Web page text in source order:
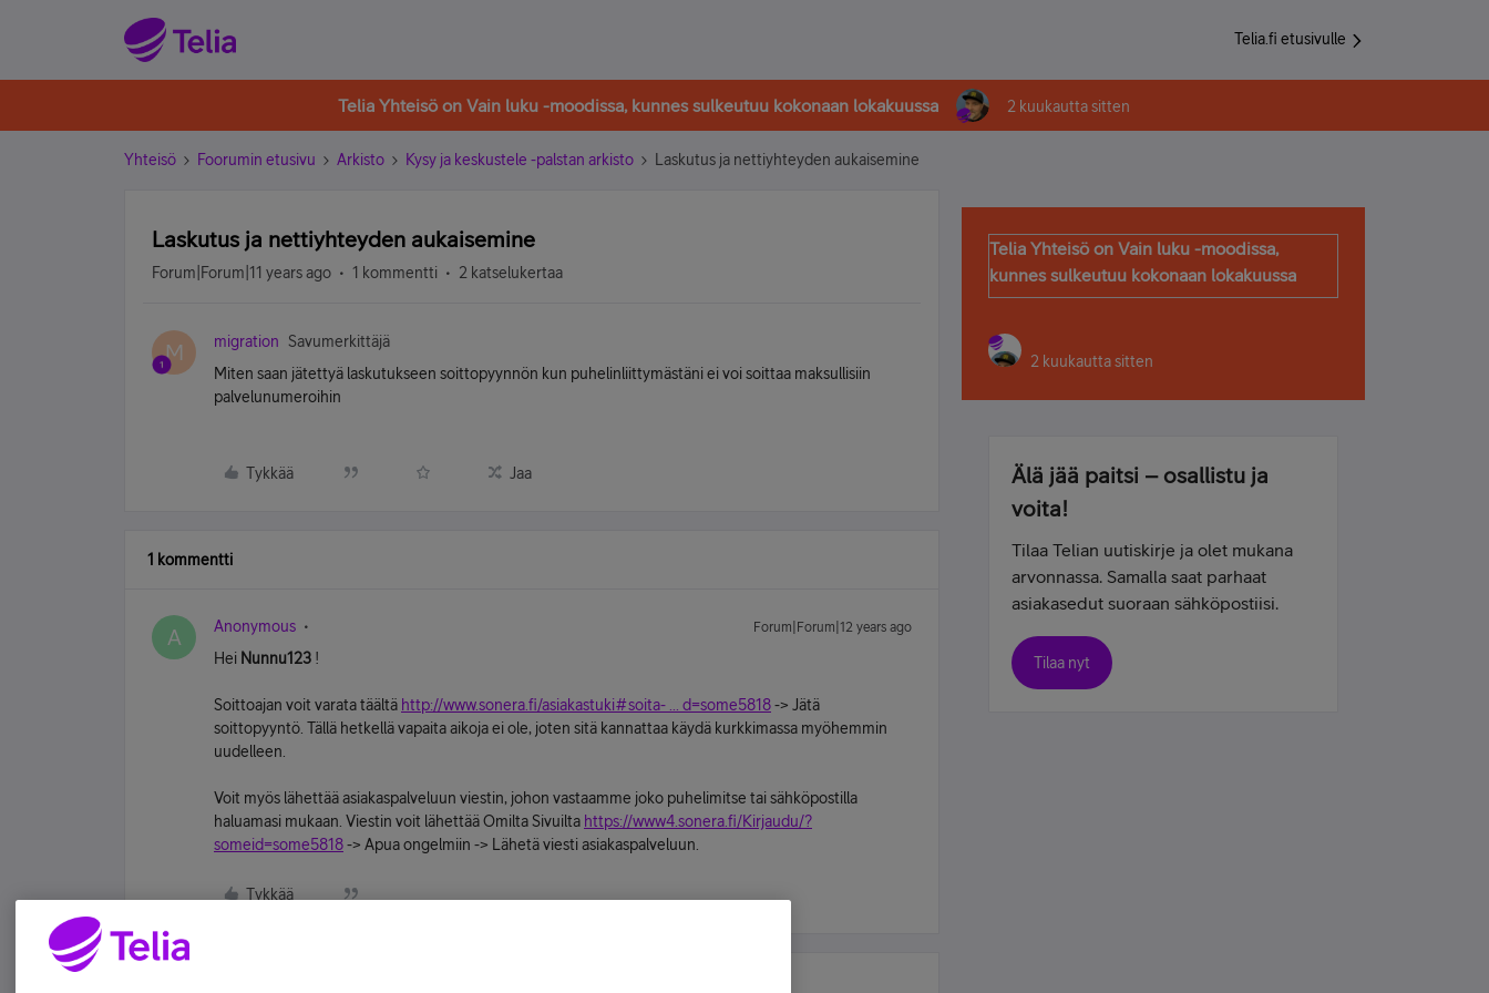
Telia.fi etusivulle
Telia Yhteisö on Vain luku -moodissa, kunnes sulkeutuu kokonaan lokakuussa 2 kuukautta sitten
Yhteisö Foorumin etusivu Arkisto Kysy ja keskustele -palstan arkisto Laskutus ja nettiyhteyden aukaisemine
Laskutus ja nettiyhteyden aukaisemine
Forum|Forum|11 years ago 1 kommentti 2 katselukertaa
M migration
Savumerkittäjä
Miten saan jätettyä laskutukseen soittopyynnön kun puhelinliittymästäni ei voi soittaa maksullisiin
palvelunumeroihin
Tykkää Jaa
1 kommentti
A Anonymous Forum|Forum|12 years ago
Hei Nunnu123 !
Soittoajan voit varata täältä http://www.sonera.fi/asiakastuki#soita- ... d=some5818-> Jätä
soittopyyntö. Tällä hetkellä vapaita aikoja ei ole, joten sitä kannattaa käydä kurkkimassa myöhemmin
uudelleen.
Voit myös lähettää asiakaspalveluun viestin, johon vastaamme joko puhelimitse tai sähköpostilla
haluamasi mukaan. Viestin voit lähettää Omilta Sivuilta https://www4.sonera.fi/Kirjaudu/?
someid=some5818-> Apua ongelmiin -> Lähetä viesti asiakaspalveluun.
Tykkää
Telia Yhteisö on Vain luku -moodissa,
kunnes sulkeutuu kokonaan lokakuussa
2 kuukautta sitten
Älä jää paitsi – osallistu ja
voita!
Tilaa Telian uutiskirje ja olet mukana
arvonnassa. Samalla saat parhaat
asiakasedut suoraan sähköpostiisi.
Tilaa nyt